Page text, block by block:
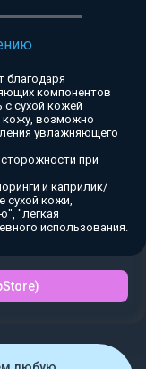
благодаря
компонентов
сухой кожей
кожу, возможно
увлажняющего
при
и каприлик/
сухой кожи,
"легкая
использования.